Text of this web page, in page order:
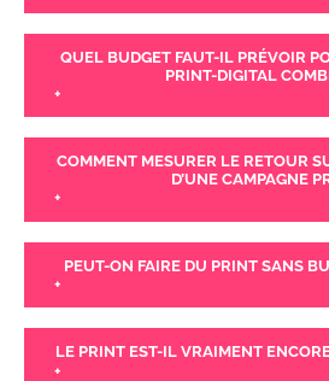
QUEL BUDGET FAUT-IL PRÉVOIR
PRINT-DIGITAL
+
COMMENT MESURER LE RETOUR
D’UNE CAMPAGNE
+
PEUT-ON FAIRE DU PRINT SANS
+
LE PRINT EST-IL VRAIMENT
+